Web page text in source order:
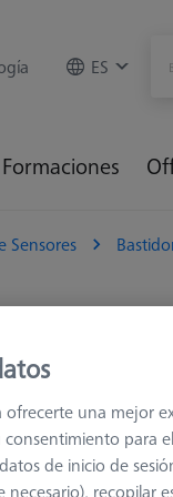
ES
Formaciones
Sensores
Clasificar
una mejor
para
de inicio de
recopilar